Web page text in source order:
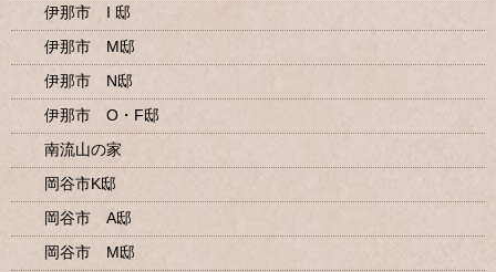
伊那市 I 邸
伊那市 M邸
伊那市 N邸
伊那市 O・F邸
南流山の家
岡谷市K邸
岡谷市 A邸
岡谷市 M邸